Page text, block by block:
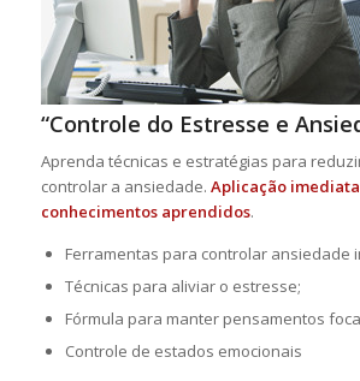
“Controle do Estresse e
Aprenda técnicas e estratégias para
controlar a ansiedade. Aplicação
conhecimentos aprendidos.
Ferramentas para controlar ansiedade
Técnicas para aliviar o estresse;
Fórmula para manter pensamentos
Controle de estados emocionais